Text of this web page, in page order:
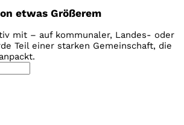
etwas Größerem
mit – auf kommunaler, Landes- oder
Teil einer starken Gemeinschaft, die